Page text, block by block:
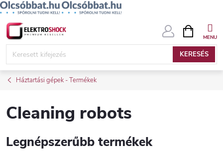
Ugrás
KERESÉS
KOSÁR
Háztartási gépek - Termékek
Cleaning robots
Legnépszerűbb termékek